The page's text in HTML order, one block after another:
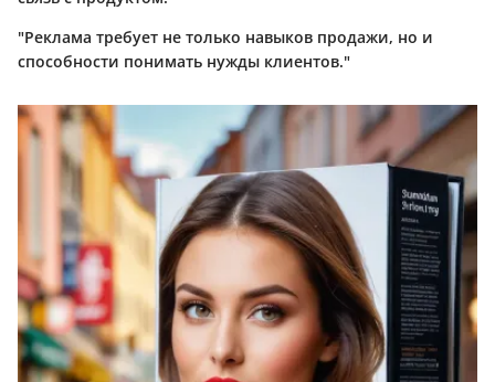
"Реклама требует не только навыков продажи, но и
способности понимать нужды клиентов."